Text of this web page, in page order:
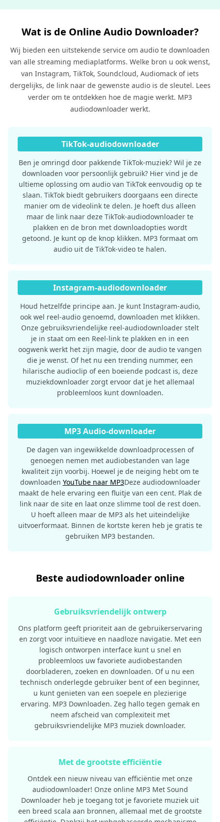
Wat is de Online Audio Downloader?
Wij bieden een uitstekende service om audio te downloaden
van alle streaming mediaplatforms. Welke bron u ook wenst,
van Instagram, TikTok, Soundcloud, Audiomack of iets
dergelijks, de link naar de gewenste audio is de sleutel. Lees
verder om te ontdekken hoe de magie werkt. MP3
audiodownloader werkt.
TikTok-audiodownloader
Ben je omringd door pakkende TikTok-muziek? Wil je ze
downloaden voor persoonlijk gebruik? Hier vind je de
ultieme oplossing om audio van TikTok eenvoudig op te
slaan. TikTok biedt gebruikers doorgaans een directe
manier om de videolink te delen. Je hoeft dus alleen
maar de link naar deze TikTok-audiodownloader te
plakken en de bron met downloadopties wordt
getoond. Je kunt op de knop klikken. MP3 formaat om
audio uit de TikTok-video te halen.
Instagram-audiodownloader
Houd hetzelfde principe aan. Je kunt Instagram-audio,
ook wel reel-audio genoemd, downloaden met klikken.
Onze gebruiksvriendelijke reel-audiodownloader stelt
je in staat om een ​​Reel-link te plakken en in een
oogwenk werkt het zijn magie, door de audio te vangen
die je wenst. Of het nu een trending nummer, een
hilarische audioclip of een boeiende podcast is, deze
muziekdownloader zorgt ervoor dat je het allemaal
probleemloos kunt downloaden.
MP3 Audio-downloader
De dagen van ingewikkelde downloadprocessen of
genoegen nemen met audiobestanden van lage
kwaliteit zijn voorbij. Hoewel je de neiging hebt om te
downloaden YouTube naar MP3Deze audiodownloader
maakt de hele ervaring een fluitje van een cent. Plak de
link naar de site en laat onze slimme tool de rest doen.
U hoeft alleen maar de MP3 als het uiteindelijke
uitvoerformaat. Binnen de kortste keren heb je gratis te
gebruiken MP3 bestanden.
Beste audiodownloader online
Gebruiksvriendelijk ontwerp
Ons platform geeft prioriteit aan de gebruikerservaring
en zorgt voor intuïtieve en naadloze navigatie. Met een
logisch ontworpen interface kunt u snel en
probleemloos uw favoriete audiobestanden
doorbladeren, zoeken en downloaden. Of u nu een
technisch onderlegde gebruiker bent of een beginner,
u kunt genieten van een soepele en plezierige
ervaring. MP3 Downloaden. Zeg hallo tegen gemak en
neem afscheid van complexiteit met
gebruiksvriendelijke MP3 muziek downloader.
Met de grootste efficiëntie
Ontdek een nieuw niveau van efficiëntie met onze
audiodownloader! Onze online MP3 Met Sound
Downloader heb je toegang tot je favoriete muziek uit
een breed scala aan bronnen, allemaal met de grootste